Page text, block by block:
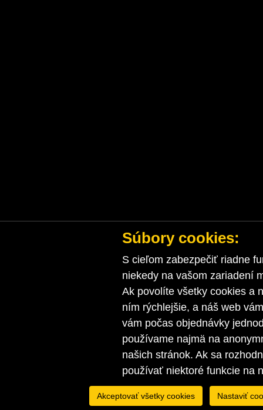
Súbory cookies:
S cieľom zabezpečiť riadne
niekedy na vašom zariadení
Ak povolíte všetky cookies a
ním rýchlejšie, a náš web
vám počas objednávky
používame najmä na
našich stránok. Ak sa
používať niektoré funkcie na
Akceptovať všetky cookies Nastaviť